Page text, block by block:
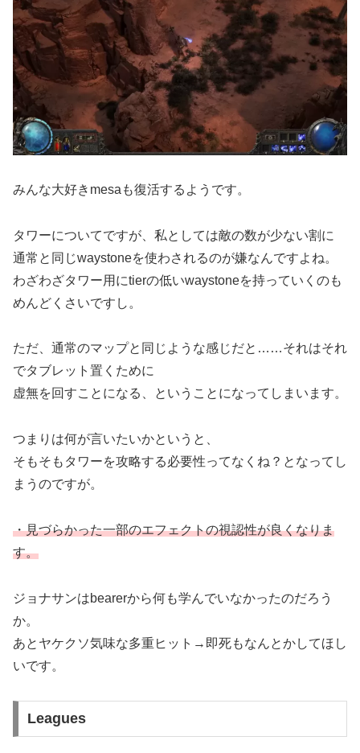
みんな大好きmesaも復活するようです。
タワーについてですが、私としては敵の数が少ない割に
通常と同じwaystoneを使わされるのが嫌なんですよね。
わざわざタワー用にtierの低いwaystoneを持っていくのも
めんどくさいですし。
ただ、通常のマップと同じような感じだと……それはそれ
でタブレット置くために
虚無を回すことになる、ということになってしまいます。
つまりは何が言いたいかというと、
そもそもタワーを攻略する必要性ってなくね？となってし
まうのですが。
・見づらかった一部のエフェクトの視認性が良くなりま
す。
ジョナサンはbearerから何も学んでいなかったのだろう
か。
あとヤケクソ気味な多重ヒット→即死もなんとかしてほし
いです。
Leagues